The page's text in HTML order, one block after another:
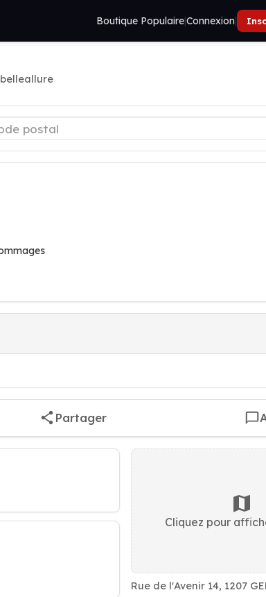
Boutique Populaire|Connexion|
Partager
Cliquez pour
Rue de l'Avenir 14, 1207